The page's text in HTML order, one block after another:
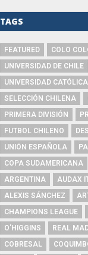
TAGS
FEATURED
COLO
UNIVERSIDAD DE CHILE
UNIVERSIDAD CATÓLICA
SELECCIÓN CHILENA
PRIMERA DIVISIÓN
FUTBOL CHILENO
UNIÓN ESPAÑOLA
COPA SUDAMERICANA
ARGENTINA
AUDAX
ALEXIS SÁNCHEZ
CHAMPIONS LEAGUE
O'HIGGINS
REAL
COBRESAL